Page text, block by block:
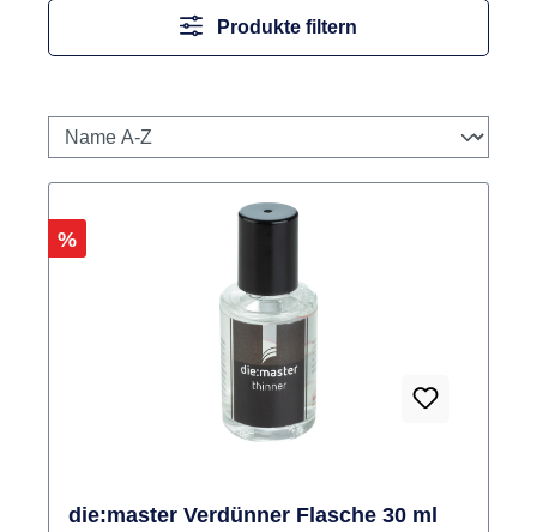
Produkte filtern
Rabatt
%
die:master Verdünner Flasche 30 ml